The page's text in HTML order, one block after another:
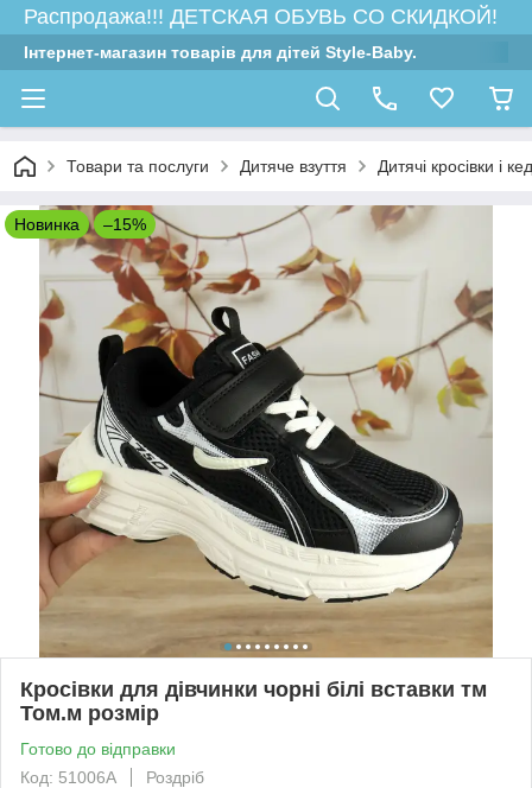
Распродажа!!! ДЕТСКАЯ ОБУВЬ СО СКИДКОЙ!
Інтернет-магазин товарів для дітей Style-Baby.
Товари та послуги Дитяче взуття Дитячі кросівки і
Новинка –15%
Кросівки для дівчинки чорні білі вставки тм
Том.м розмір
Готово до відправки
Код: 51006A
Роздріб